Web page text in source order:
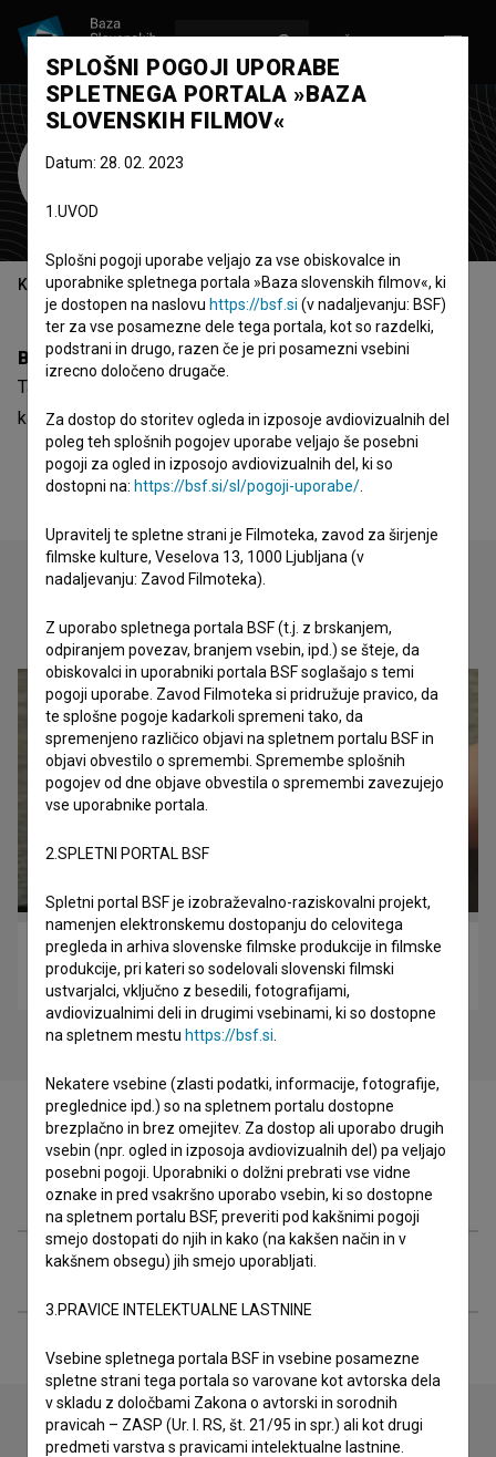
Tancrède Rivière
Kazalo
Biografija
Tancrède Rivière je scenarist. Najodmevnejši projekt, pri
katerem je sodeloval, jeGora se ne bo premaknila (2025)
Oglejte si
Telo (2023)
drama
Filmografija (3)
Razširjeni podatki
SPLOŠNI POGOJI UPORABE
SPLETNEGA PORTALA »BAZA
SLOVENSKIH FILMOV«
Datum: 28. 02. 2023
1.UVOD
Splošni pogoji uporabe veljajo za vse obiskovalce in
uporabnike spletnega portala »Baza slovenskih filmov«, ki
je dostopen na naslovu https://bsf.si (v nadaljevanju: BSF)
ter za vse posamezne dele tega portala, kot so razdelki,
podstrani in drugo, razen če je pri posamezni vsebini
izrecno določeno drugače.
Za dostop do storitev ogleda in izposoje avdiovizualnih del
poleg teh splošnih pogojev uporabe veljajo še posebni
pogoji za ogled in izposojo avdiovizualnih del, ki so
dostopni na: https://bsf.si/sl/pogoji-uporabe/
Upravitelj te spletne strani je Filmoteka, zavod za širjenje
filmske kulture, Veselova 13, 1000 Ljubljana (v
nadaljevanju: Zavod Filmoteka).
Z uporabo spletnega portala BSF (t.j. z brskanjem,
odpiranjem povezav, branjem vsebin, ipd.) se šteje, da
obiskovalci in uporabniki portala BSF soglašajo s temi
pogoji uporabe. Zavod Filmoteka si pridružuje pravico, da
te splošne pogoje kadarkoli spremeni tako, da
spremenjeno različico objavi na spletnem portalu BSF in
objavi obvestilo o spremembi. Spremembe splošnih
pogojev od dne objave obvestila o spremembi zavezujejo
vse uporabnike portala.
2.SPLETNI PORTAL BSF
Spletni portal BSF je izobraževalno-raziskovalni projekt,
namenjen elektronskemu dostopanju do celovitega
pregleda in arhiva slovenske filmske produkcije in filmske
produkcije, pri kateri so sodelovali slovenski filmski
ustvarjalci, vključno z besedili, fotografijami,
avdiovizualnimi deli in drugimi vsebinami, ki so dostopne
na spletnem mestu https://bsf.si
Nekatere vsebine (zlasti podatki, informacije, fotografije,
preglednice ipd.) so na spletnem portalu dostopne
brezplačno in brez omejitev. Za dostop ali uporabo drugih
vsebin (npr. ogled in izposoja avdiovizualnih del) pa veljajo
posebni pogoji. Uporabniki o dolžni prebrati vse vidne
oznake in pred vsakršno uporabo vsebin, ki so dostopne
na spletnem portalu BSF, preveriti pod kakšnimi pogoji
smejo dostopati do njih in kako (na kakšen način in v
kakšnem obsegu) jih smejo uporabljati.
3.PRAVICE INTELEKTUALNE LASTNINE
Vsebine spletnega portala BSF in vsebine posamezne
spletne strani tega portala so varovane kot avtorska dela
v skladu z določbami Zakona o avtorski in sorodnih
pravicah – ZASP (Ur. l. RS, št. 21/95 in spr.) ali kot drugi
predmeti varstva s pravicami intelektualne lastnine.